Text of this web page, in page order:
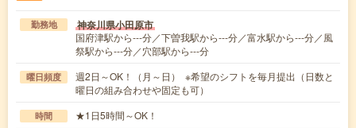
勤務地 神奈川県小田原市
国府津駅から---分／下曽我駅から---分／富水駅から---分／風
祭駅から---分／穴部駅から---分
曜日頻度
週2日～OK！（月～日） ※希望のシフトを毎月提出（日数と
曜日の組み合わせや固定も可）
時間 ★1日5時間～OK！